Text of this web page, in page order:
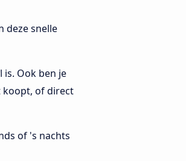
deze snelle
is. Ook ben je
koopt, of direct
of 's nachts